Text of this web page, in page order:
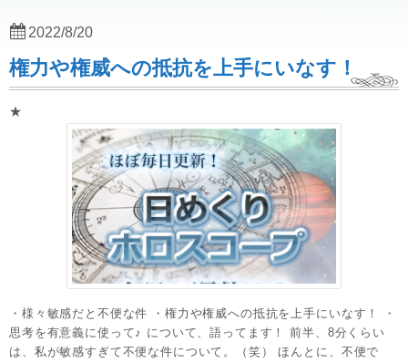
権力や権威への抵抗を上手にいなす！
★
・様々敏感だと不便な件 ・権力や権威への抵抗を上手にいなす！ ・
思考を有意義に使って♪ について、語ってます！ 前半、8分くらい
は、私が敏感すぎて不便な件について。（笑） ほんとに、不便で
2022/8/20